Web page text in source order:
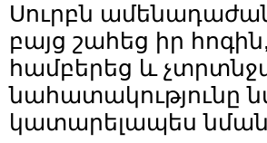
Սուրբն
բայց շահեց իր
համբերեց և
նահատակությունը
կատարելապես